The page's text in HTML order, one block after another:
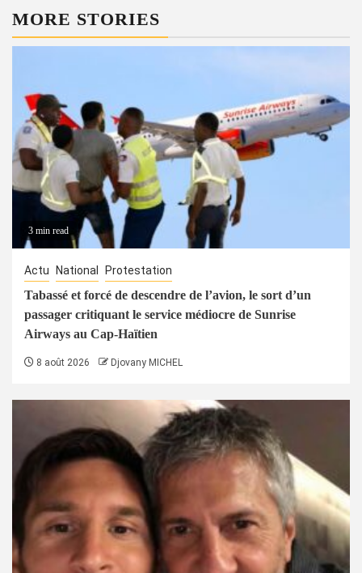
MORE STORIES
3 min read
Actu National Protestation
Tabassé et forcé de descendre de l’avion, le sort d’un
passager critiquant le service médiocre de Sunrise
Airways au Cap-Haïtien
8 août 2026 Djovany MICHEL